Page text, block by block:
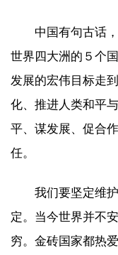
中国有句古话
世界四大洲的５个
发展的宏伟目标走
化、推进人类和平
平、谋发展、促合
任。
我们要坚定维
定。当今世界并不
穷。金砖国家都热